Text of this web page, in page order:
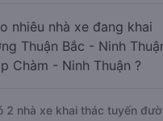
nhiêu nhà xe đang khai
Thuận Bắc - Ninh
Chàm - Ninh Thuận ?
2 nhà xe khai thác tuyến